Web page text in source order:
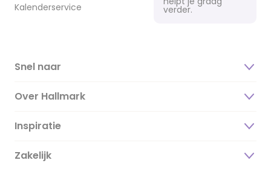
Kalenderservice
verder.
Snel naar
Over Hallmark
Over ons
Duurzaamheid
Inspiratie
Magazine
Zakelijk